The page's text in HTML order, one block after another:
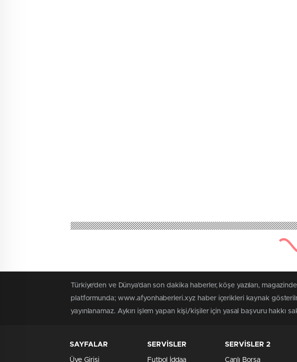
Türkiye'den ve Dünya’dan son dakika haberler, köşe yazıları,
platformunda; www.afyonhaberleri.xyz haber içerikleri kaynak
yayınlanamaz. Aykırı işlem yapan kişi/kişiler için yasal başvuru hakkı
SAYFALAR
Üye Girişi
SERVİSLER
Futbol İddaa
SERVİSLER 2
Canlı Borsa